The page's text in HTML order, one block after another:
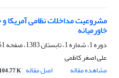
مشروعیت مداخلات نظامی آمریکا
خاورمیانه
دوره 1، شماره 1، تابستان 1383، صفحه
علی اصغر کاظمی
مشاهده مقاله
اصل مقاله 104.77 K